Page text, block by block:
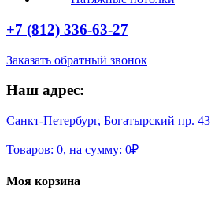
+7 (812) 336-63-27
Заказать обратный звонок
Наш адрес:
Санкт-Петербург, Богатырский пр. 43
Товаров: 0, на сумму: 0₽
Моя корзина